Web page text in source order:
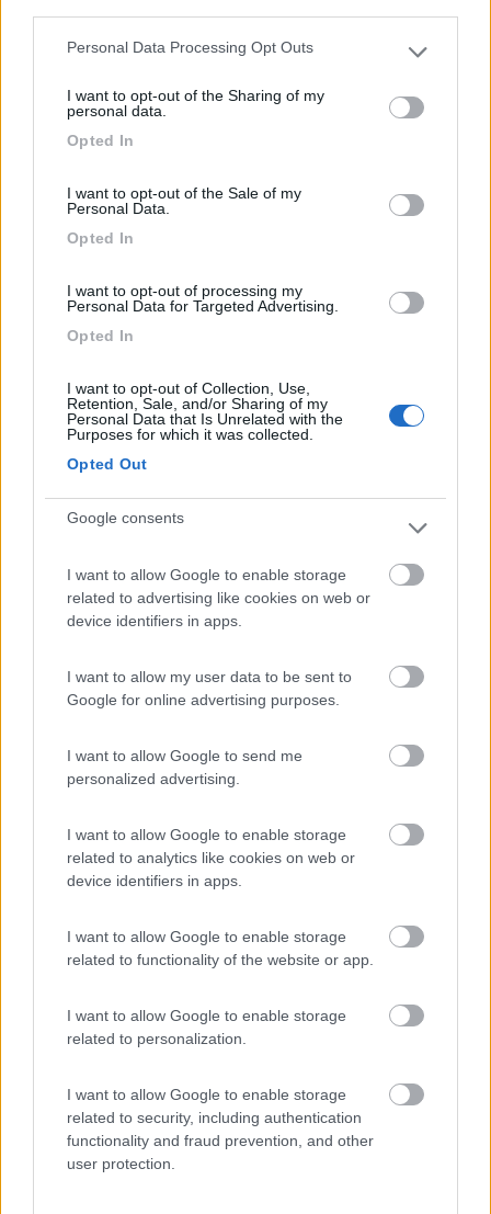
Please note that this website/app uses one or more Google
not limited to your visit or usage behaviour. You may click to
grant or deny consent to Google and its third-party tags to
use your data for below specified purposes in below Google
Personal Data Processing Opt Outs
I want to opt-out of the Sharing of my
personal data.
Opted In
I want to opt-out of the Sale of my
Personal Data.
Opted In
I want to opt-out of processing my
Personal Data for Targeted Advertising.
Opted In
I want to opt-out of Collection, Use,
Retention, Sale, and/or Sharing of my
Personal Data that Is Unrelated with the
Purposes for which it was collected.
Opted Out
Google consents
I want to allow Google to enable storage
related to advertising like cookies on web or
device identifiers in apps.
I want to allow my user data to be sent to
Google for online advertising purposes.
I want to allow Google to send me
personalized advertising.
I want to allow Google to enable storage
related to analytics like cookies on web or
device identifiers in apps.
I want to allow Google to enable storage
related to functionality of the website or app.
I want to allow Google to enable storage
related to personalization.
I want to allow Google to enable storage
related to security, including authentication
functionality and fraud prevention, and other
user protection.
Area di sosta (PS)
9,3 3
Servizi / Posizione
Cudillero - 47.3km
Parking autocaravanas de El Llerau
Servizi / Posizione
Vicino al paese e alla stazione degli autobus, ampio
Calle de la Pedrera